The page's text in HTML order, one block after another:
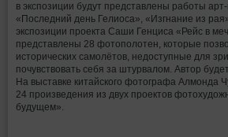
в экспозиции будут представлены работы
«Последний день Гелиоса», «Изгнание из
экспозиции проекта Саши Генциса «Рейс в
представлены 28 фотополотен, которые
исторических самолётов, недоступные для
почувствовать себя за штурвалом. Автор
На выставке китайского фотографа Алмонда
24 произведения из двух проектов
будущем».